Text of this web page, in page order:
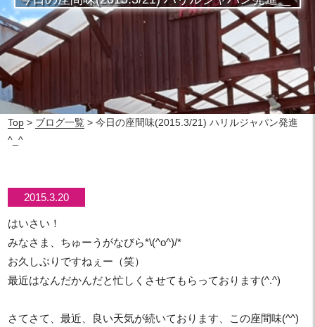
Top > ブログ一覧 > 今日の座間味(2015.3/21) ハリルジャパン発進
^_^
2015.3.20
はいさい！
みなさま、ちゅーうがなびら*\(^o^)/*
お久しぶりですねぇー（笑）
最近はなんだかんだと忙しくさせてもらっております(^.^)
さてさて、最近、良い天気が続いております、この座間味(^^)